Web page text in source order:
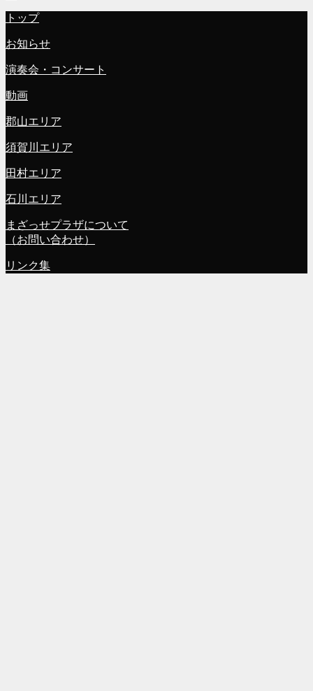
トップ
お知らせ
演奏会・コンサート
動画
郡山エリア
須賀川エリア
田村エリア
石川エリア
まざっせプラザについて
（お問い合わせ）
リンク集